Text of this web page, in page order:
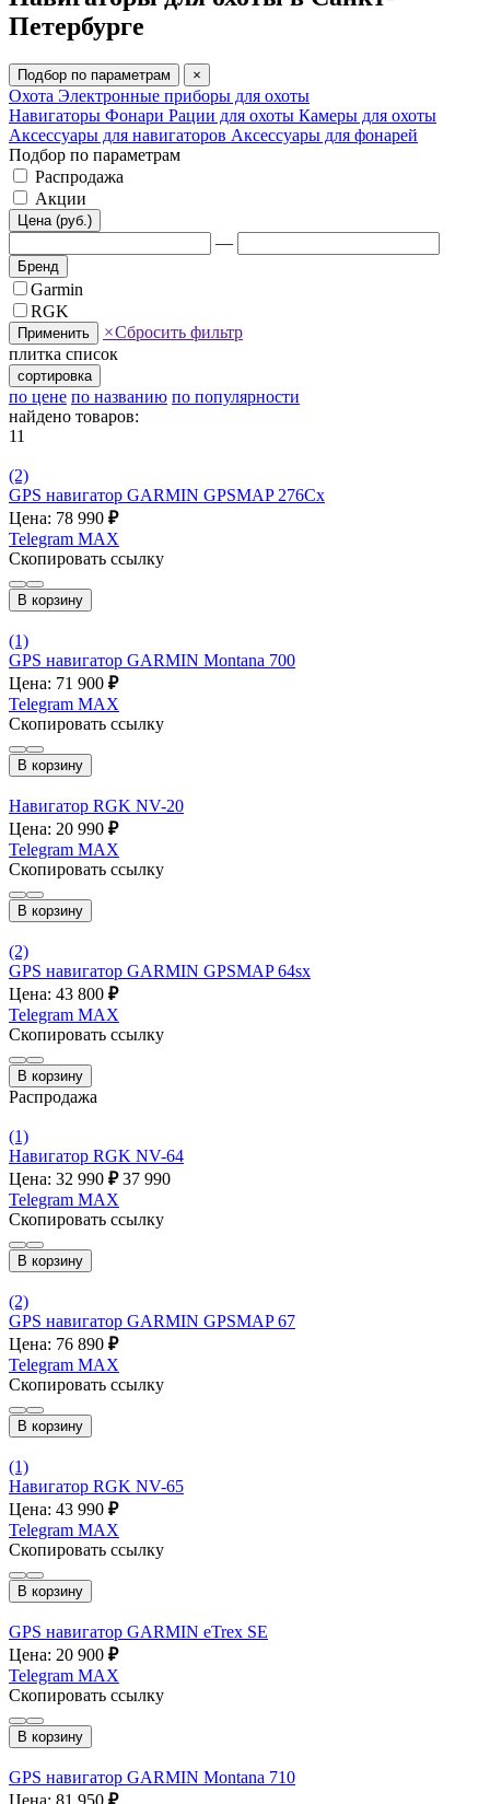
Петербурге
Подбор по параметрам ×
Охота Электронные приборы для охоты
Навигаторы Фонари Рации для охоты Камеры для охоты
Аксессуары для навигаторов Аксессуары для фонарей
Подбор по параметрам
Распродажа
Акции
Цена (руб.)
—
Бренд
Garmin
RGK
Применить ×Сбросить фильтр
плитка список
сортировка
по цене по названию по популярности
найдено товаров:
11
(2)
GPS навигатор GARMIN GPSMAP 276Cx
Цена: 78 990 ₽
Telegram MAX
Скопировать ссылку
В корзину
(1)
GPS навигатор GARMIN Montana 700
Цена: 71 900 ₽
Telegram MAX
Скопировать ссылку
В корзину
Навигатор RGK NV-20
Цена: 20 990 ₽
Telegram MAX
Скопировать ссылку
В корзину
(2)
GPS навигатор GARMIN GPSMAP 64sx
Цена: 43 800 ₽
Telegram MAX
Скопировать ссылку
В корзину
Распродажа
(1)
Навигатор RGK NV-64
Цена: 32 990 ₽ 37 990
Telegram MAX
Скопировать ссылку
В корзину
(2)
GPS навигатор GARMIN GPSMAP 67
Цена: 76 890 ₽
Telegram MAX
Скопировать ссылку
В корзину
(1)
Навигатор RGK NV-65
Цена: 43 990 ₽
Telegram MAX
Скопировать ссылку
В корзину
GPS навигатор GARMIN eTrex SE
Цена: 20 900 ₽
Telegram MAX
Скопировать ссылку
В корзину
GPS навигатор GARMIN Montana 710
Цена: 81 950 ₽